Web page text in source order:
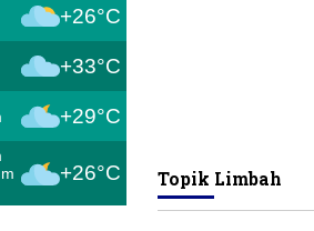
+26°C
+33°C
+29°C
+26°C Topik Limbah